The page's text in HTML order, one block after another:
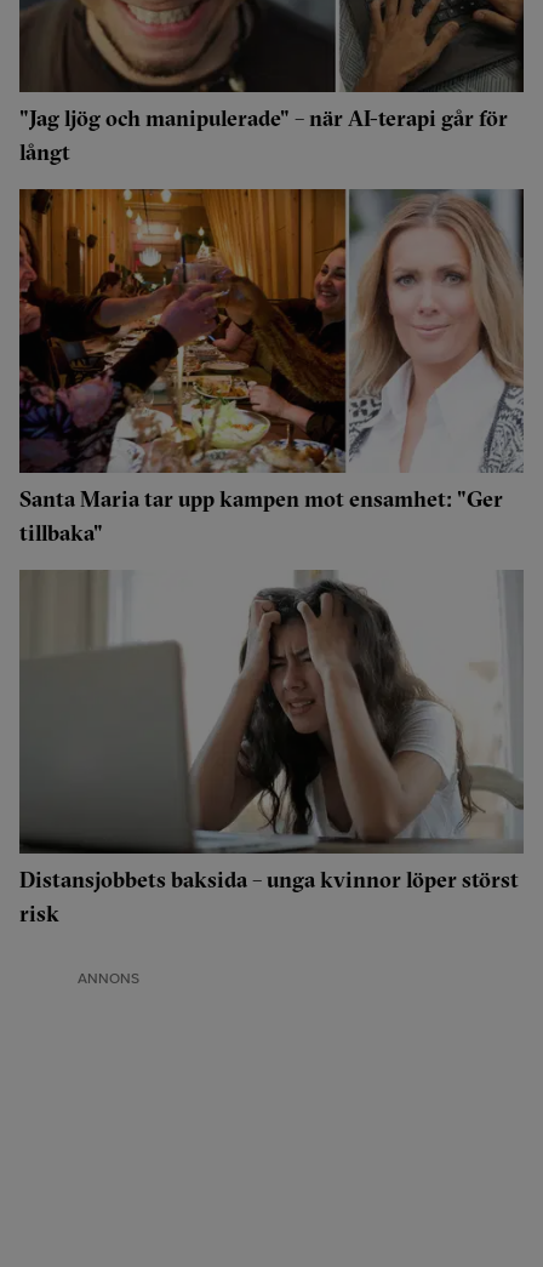
"Jag ljög och manipulerade" – när AI-terapi går för
långt
Santa Maria tar upp kampen mot ensamhet: "Ger
tillbaka"
Distansjobbets baksida – unga kvinnor löper störst
risk
ANNONS